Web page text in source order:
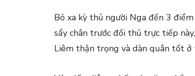
Bỏ xa kỳ thủ người Nga đến 3
sẩy chân trước đối thủ trực tiếp
Liêm thận trọng và dàn quân tốt